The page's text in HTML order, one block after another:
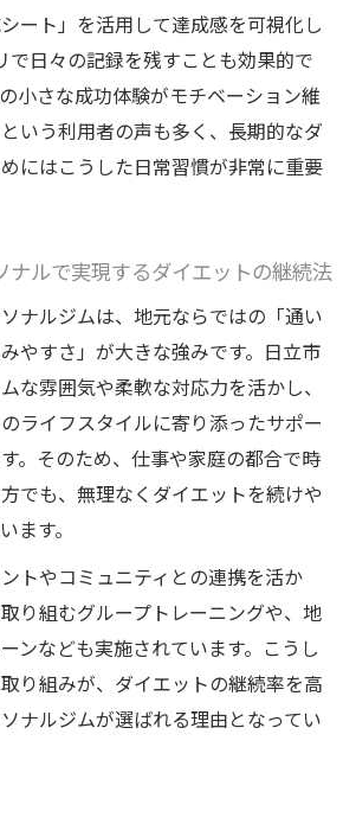
ート」を活用して達成感を可視化し
で日々の記録を残すことも効果的で
小さな成功体験がモチベーション維
いう利用者の声も多く、長期的なダ
にはこうした日常習慣が非常に重要
ナルで実現するダイエットの継続法
ナルジムは、地元ならではの「通い
やすさ」が大きな強みです。日立市
な雰囲気や柔軟な対応力を活かし、
ライフスタイルに寄り添ったサポー
。そのため、仕事や家庭の都合で時
でも、無理なくダイエットを続けや
ます。
トやコミュニティとの連携を活か
り組むグループトレーニングや、地
ンなども実施されています。こうし
り組みが、ダイエットの継続率を高
ナルジムが選ばれる理由となってい